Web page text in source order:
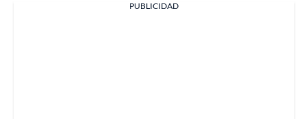
PUBLICIDAD